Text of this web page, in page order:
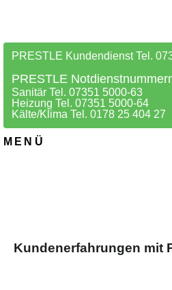
PRESTLE Kundendienst Tel.
PRESTLE
Sanitär Tel. 07351 5000-63
Heizung Tel. 07351 5000-64
Kälte/Klima Tel. 0178 25 404 27
MENÜ
Kundenerfahrungen mit